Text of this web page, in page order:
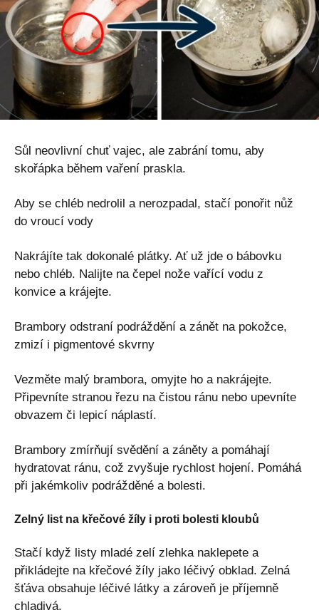
Sůl neovlivní chuť vajec, ale zabrání tomu, aby
skořápka během vaření praskla.
Aby se chléb nedrolil a nerozpadal, stačí ponořit nůž
do vroucí vody
Nakrájíte tak dokonalé plátky. Ať už jde o bábovku
nebo chléb. Nalijte na čepel nože vařící vodu z
konvice a krájejte.
Brambory odstraní podráždění a zánět na pokožce,
zmizí i pigmentové skvrny
Vezměte malý brambora, omyjte ho a nakrájejte.
Připevníte stranou řezu na čistou ránu nebo upevníte
obvazem či lepicí náplastí.
Brambory zmírňují svědění a záněty a pomáhají
hydratovat ránu, což zvyšuje rychlost hojení. Pomáhá
při jakémkoliv podrážděné a bolesti.
Zelný list na křečové žíly i proti bolesti kloubů
Stačí když listy mladé zelí zlehka naklepete a
přikládejte na křečové žíly jako léčivý obklad. Zelná
šťáva obsahuje léčivé látky a zároveň je příjemně
chladivá.